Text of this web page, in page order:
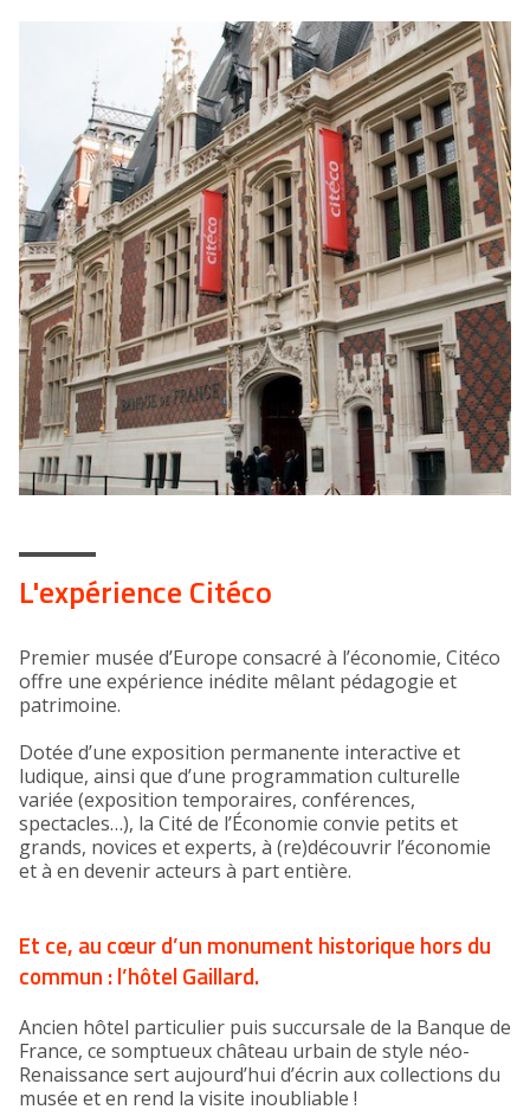
L'expérience Citéco
Premier musée d’Europe consacré à l’économie, Citéco
offre une expérience inédite mêlant pédagogie et
patrimoine.
Dotée d’une exposition permanente interactive et
ludique, ainsi que d’une programmation culturelle
variée (exposition temporaires, conférences,
spectacles…), la Cité de l’Économie convie petits et
grands, novices et experts, à (re)découvrir l’économie
et à en devenir acteurs à part entière.
Et ce, au cœur d’un monument historique hors du
commun : l’hôtel Gaillard.
Ancien hôtel particulier puis succursale de la Banque de
France, ce somptueux château urbain de style néo-
Renaissance sert aujourd’hui d’écrin aux collections du
musée et en rend la visite inoubliable !